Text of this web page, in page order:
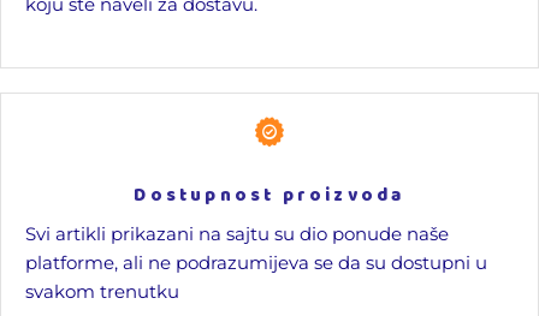
Dostupnost proizvoda
Svi artikli prikazani na sajtu su dio ponude naše
platforme, ali ne podrazumijeva se da su dostupni u
svakom trenutku